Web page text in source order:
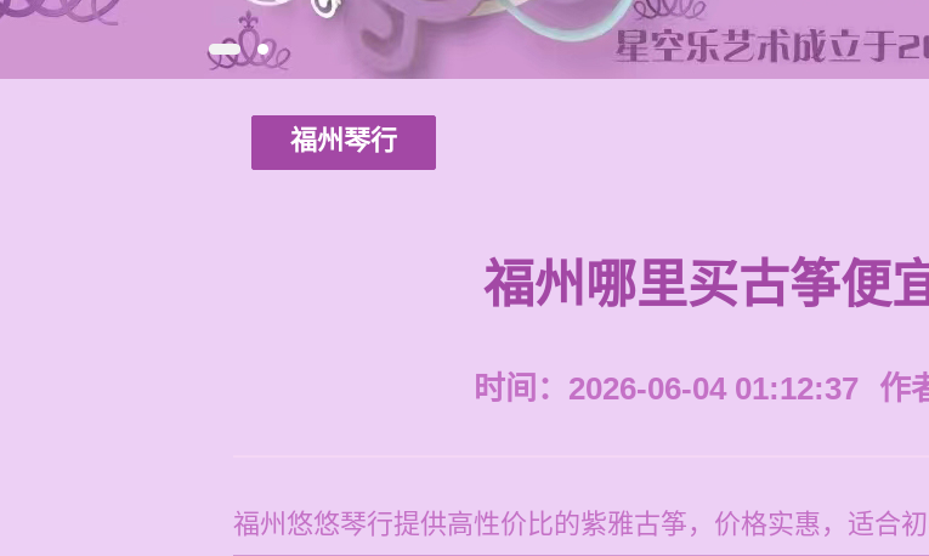
福州琴行
福州哪里买古筝便
时间：2026-06-04 01:12:37 作
福州悠悠琴行提供高性价比的紫雅古筝，价格实惠，适合